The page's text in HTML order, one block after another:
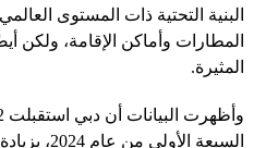
البنية التحتية ذات المستوى
المطارات وأماكن الإقامة، ولكن
المثيرة.